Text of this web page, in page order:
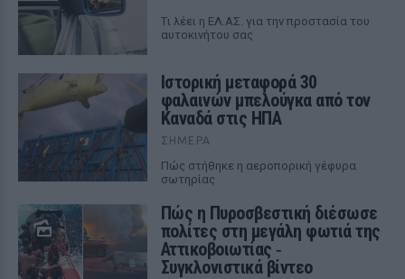
Tι λέει η ΕΛ.ΑΣ. για την προστασία του
αυτοκινήτου σας
Ιστορική μεταφορά 30
φαλαινών μπελούγκα από τον
Καναδά στις ΗΠΑ
ΣΉΜΕΡΑ
Πώς στήθηκε η αεροπορική γέφυρα
σωτηρίας
Πώς η Πυροσβεστική διέσωσε
πολίτες στη μεγάλη φωτιά της
Αττικοβοιωτίας ‑
Συγκλονιστικά βίντεο